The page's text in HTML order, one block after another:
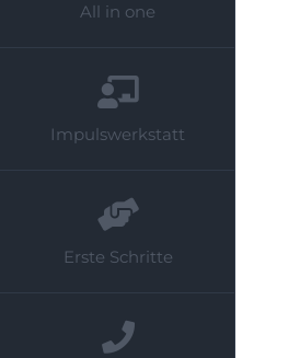
All in one
Impulswerkstatt
Erste Schritte